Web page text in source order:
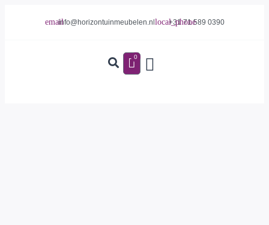
info@horizontuinmeubelen.nl +31 71 589 0390
0